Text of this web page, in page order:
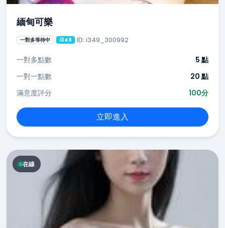
緬甸可樂
一對多等待中 i349 ID: i349_300992
一對多點數
5 點
一對一點數
20 點
滿意度評分
100分
立即進入
在線